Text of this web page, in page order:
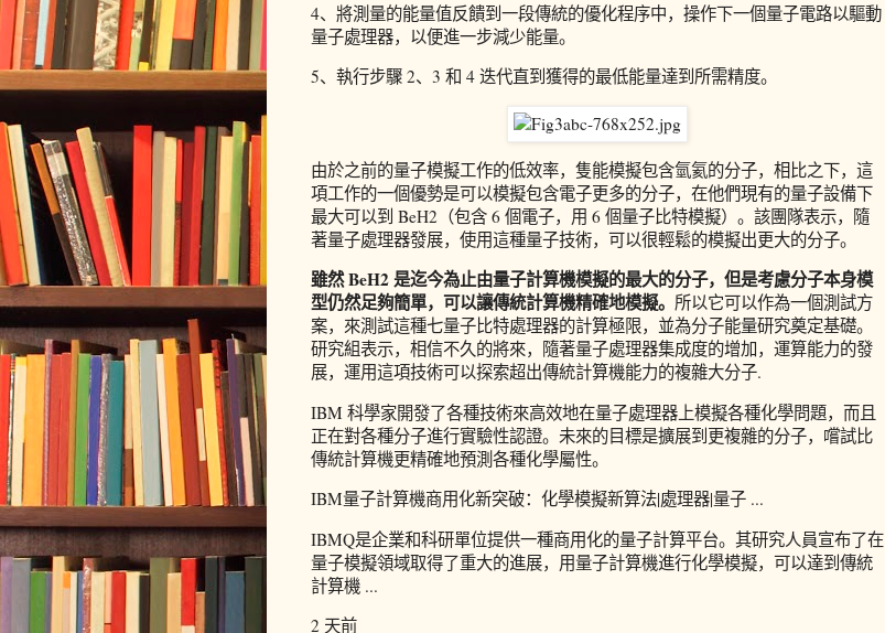
4、將測量的能量值反饋到一段傳統的優化程序中，操作下一個量子電路以驅動
量子處理器，以便進一步減少能量。
5、執行步驟 2、3 和 4 迭代直到獲得的最低能量達到所需精度。
由於之前的量子模擬工作的低效率，隻能模擬包含氫氦的分子，相比之下，這
項工作的一個優勢是可以模擬包含電子更多的分子，在他們現有的量子設備下
最大可以到 BeH2（包含 6 個電子，用 6 個量子比特模擬）。該團隊表示，隨
著量子處理器發展，使用這種量子技術，可以很輕鬆的模擬出更大的分子。
雖然 BeH2 是迄今為止由量子計算機模擬的最大的分子，但是考慮分子本身模
型仍然足夠簡單，可以讓傳統計算機精確地模擬。 所以它可以作為一個測試方
案，來測試這種七量子比特處理器的計算極限，並為分子能量研究奠定基礎。
研究組表示，相信不久的將來，隨著量子處理器集成度的增加，運算能力的發
展，運用這項技術可以探索超出傳統計算機能力的複雜大分子.
IBM 科學家開發了各種技術來高效地在量子處理器上模擬各種化學問題，而且
正在對各種分子進行實驗性認證。未來的目標是擴展到更複雜的分子，嚐試比
傳統計算機更精確地預測各種化學屬性。
IBM量子計算機商用化新突破：化學模擬新算法|處理器|量子 ...
IBMQ是企業和科研單位提供一種商用化的量子計算平台。其研究人員宣布了在
量子模擬領域取得了重大的進展，用量子計算機進行化學模擬，可以達到傳統
計算機 ...
2 天前